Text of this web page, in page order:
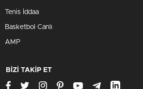
Tenis İddaa
Basketbol Canlı
AMP
BİZİ TAKİP ET